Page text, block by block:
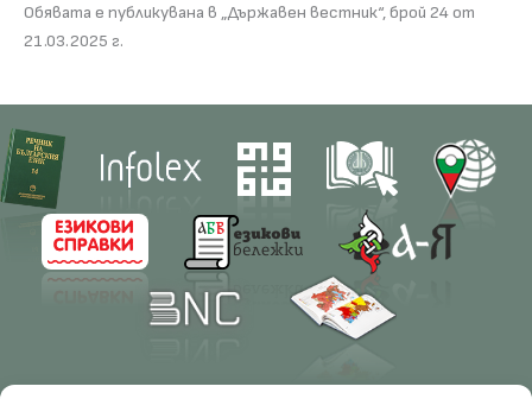
Обявата е публикувана в „Държавен вестник“, брой 24 от
21.03.2025 г.